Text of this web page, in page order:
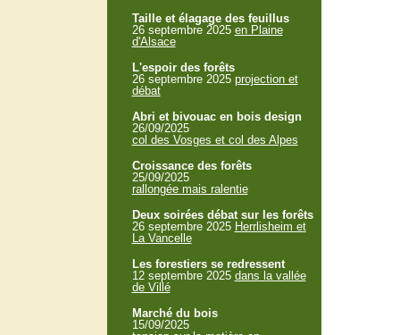
Taille et élagage des feuillus
26 septembre 2025 en Plaine
d'Alsace
L'espoir des forêts
26 septembre 2025 projection et
débat
Abri et bivouac en bois design
26/09/2025
col des Vosges et col des Alpes
Croissance des forêts
25/09/2025
rallongée mais ralentie
Deux soirées débat sur les forêts
26 septembre 2025 Herrlisheim et
La Vancelle
Les forestiers se redressent
12 septembre 2025 dans la vallée
de Villé
Marché du bois
15/09/2025